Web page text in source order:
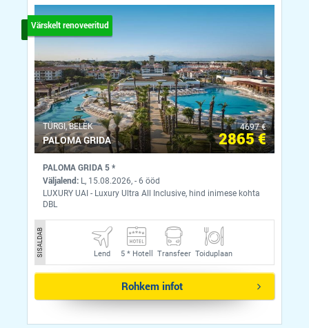
Värskelt renoveeritud
ТÜRGI, BELEK
PALOMA GRIDA
4697 €
2865 €
PALOMA GRIDA 5 *
Väljalend: L, 15.08.2026, - 6 ööd
LUXURY UAI - Luxury Ultra All Inclusive, hind inimese kohta
DBL
SISALDAB Lend 5 *Hotell Transfeer Toiduplaan
Rohkem infot